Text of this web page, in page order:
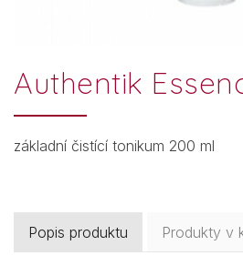
Authentik
základní čistící tonikum 200 ml
Popis produktu Produkty v